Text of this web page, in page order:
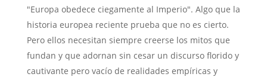
"Europa obedece ciegamente al Imperio". Algo que la
historia europea reciente prueba que no es cierto.
Pero ellos necesitan siempre creerse los mitos que
fundan y que adornan sin cesar un discurso florido y
cautivante pero vacío de realidades empíricas y